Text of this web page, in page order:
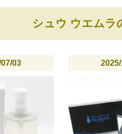
シュウ ウエムラ
03